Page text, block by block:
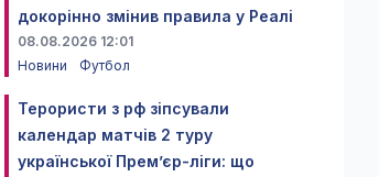
докорінно змінив правила у Реалі
08.08.2026 12:01
Новини
Футбол
Терористи з рф зіпсували
календар матчів 2 туру
української Прем’єр-ліги: що